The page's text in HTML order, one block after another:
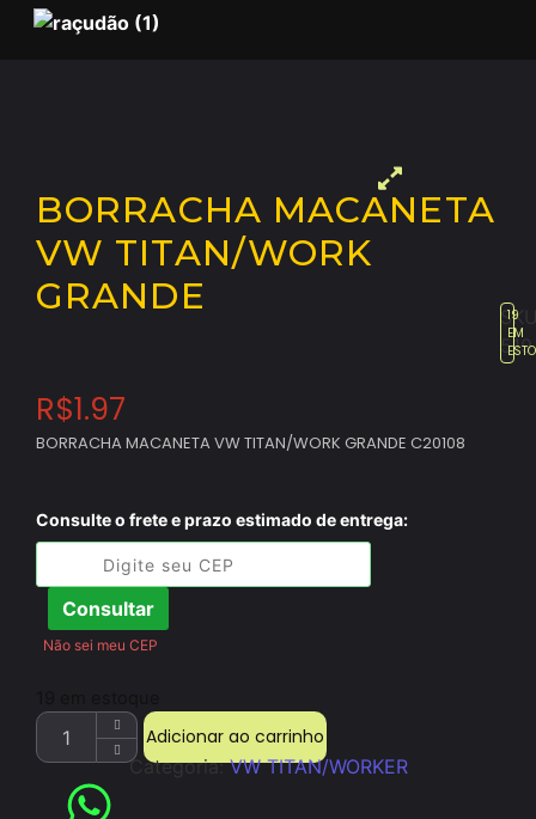
BORRACHA MACANETA
VW TITAN/WORK
GRANDE
519
19
EM
R$1.97
BORRACHA MACANETA VW TITAN/WORK GRANDE C20108
Consulte o frete e prazo estimado de entrega:
Consultar
Não sei meu CEP
Adicionar ao carrinho
Categoria:VW TITAN/WORKER